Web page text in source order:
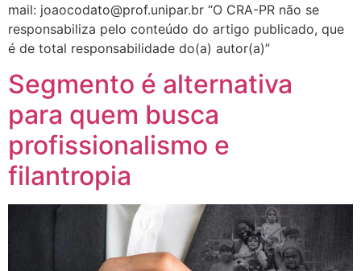
mail: joaocodato@prof.unipar.br “O CRA-PR não se
responsabiliza pelo conteúdo do artigo publicado, que
é de total responsabilidade do(a) autor(a)”
Segmento é alternativa
para quem busca
profissionalismo e
filantropia